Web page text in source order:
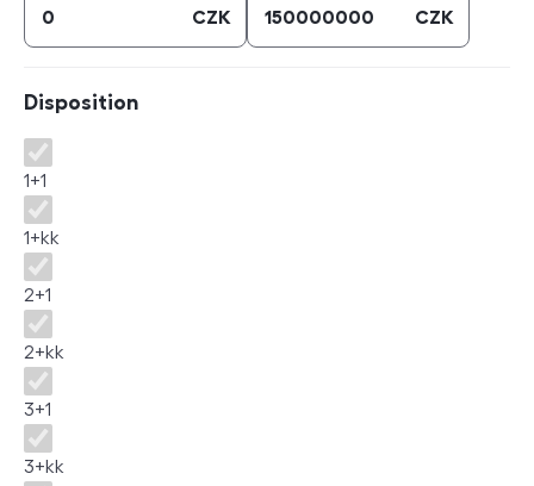
CZK CZK
Disposition
Disposition
1+1
1+kk
2+1
2+kk
3+1
3+kk